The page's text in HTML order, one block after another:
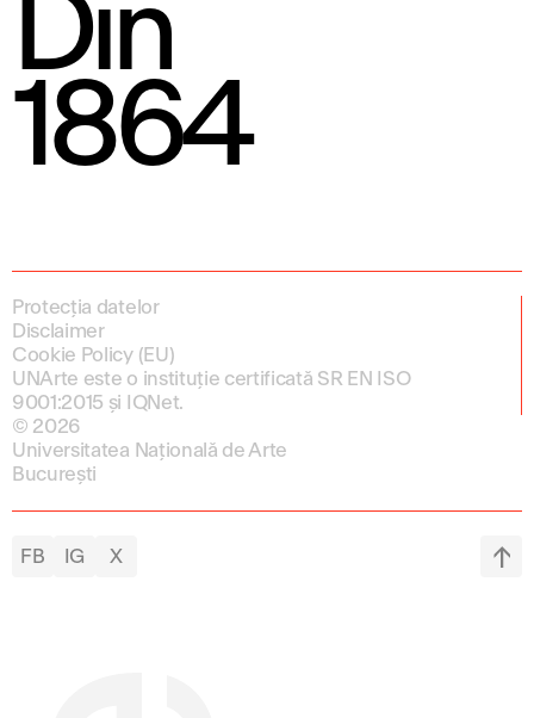
Din
1864
Protecția datelor
Disclaimer
Cookie Policy (EU)
UNArte este o instituție certificată SR EN ISO
9001:2015 și IQNet.
© 2026
Universitatea Națională de Arte
București
FB IG X